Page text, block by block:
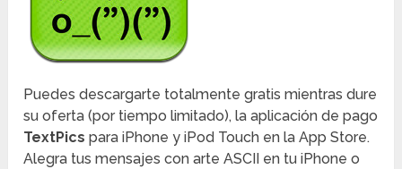
Puedes descargarte totalmente gratis mientras dure
su oferta (por tiempo limitado), la aplicación de pago
TextPics para iPhone y iPod Touch en la App Store.
Alegra tus mensajes con arte ASCII en tu iPhone o